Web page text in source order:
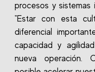
procesos y sistemas
"Estar con esta
diferencial
capacidad y
nueva operación.